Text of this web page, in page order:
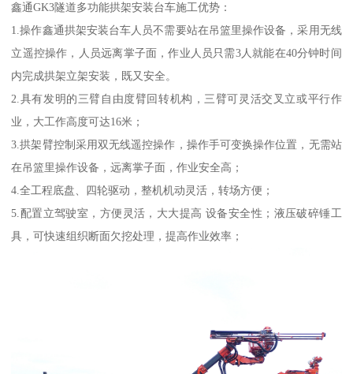
鑫通GK3隧道多功能拱架安装台车施工优势：
1.操作鑫通拱架安装台车人员不需要站在吊篮里操作设备，采用无线
立遥控操作，人员远离掌子面，作业人员只需3人就能在40分钟时间
内完成拱架立架安装，既又安全。
2.具有发明的三臂自由度臂回转机构，三臂可灵活交叉立或平行作
业，大工作高度可达16米；
3.拱架臂控制采用双无线遥控操作，操作手可变换操作位置，无需站
在吊篮里操作设备，远离掌子面，作业安全高；
4.全工程底盘、四轮驱动，整机机动灵活，转场方便；
5.配置立驾驶室，方便灵活，大大提高 设备安全性；液压破碎锤工
具，可快速组织断面欠挖处理，提高作业效率；